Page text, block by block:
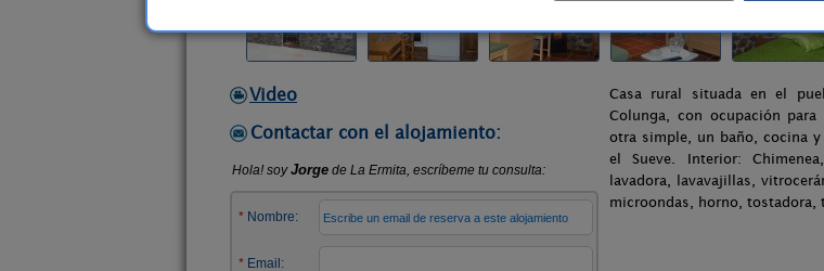
Video
Contactar con el alojamiento:
Casa rural situada en el
Colunga, con ocupación
otra simple, un baño, cocina
el Sueve. Interior:
lavadora, lavavajillas,
microondas, horno, tostadora,